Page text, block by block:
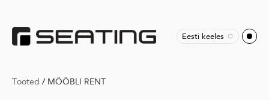
Eesti keeles
Tooted / MÖÖBLI RENT